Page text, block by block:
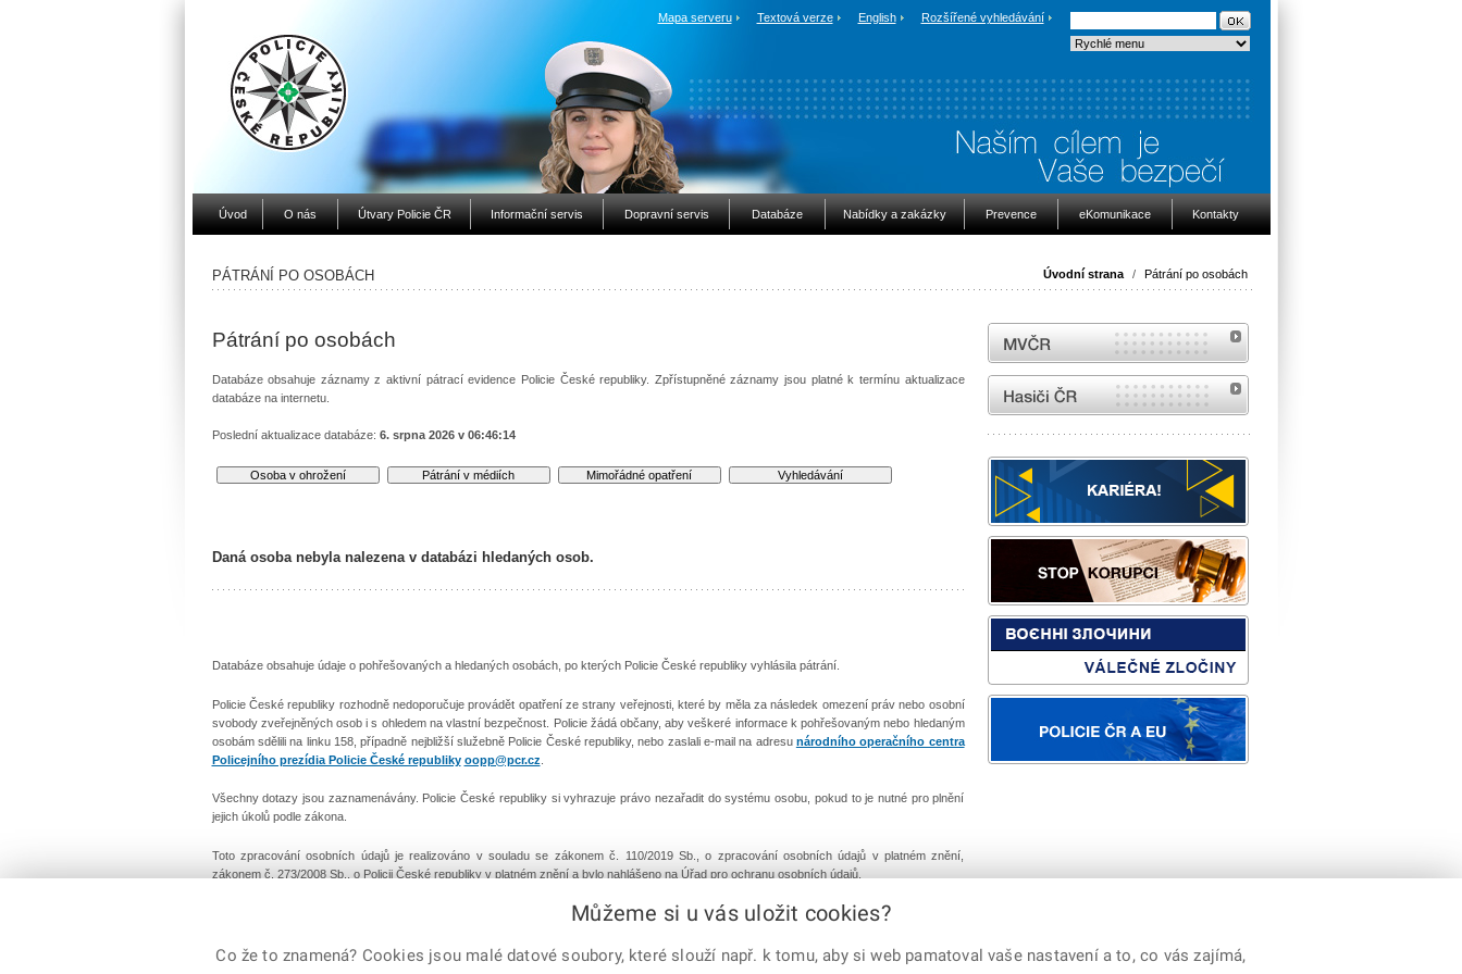
Mapa serveru Textová verze English Rozšířené vyhledávání
Úvod O nás Útvary Policie ČR Informační servis Dopravní servis Databáze Nabídky a zakázky Prevence eKomunikace Kontakty
Úvodní strana / Pátrání po osobách
PÁTRÁNÍ PO OSOBÁCH
Pátrání po osobách
Databáze obsahuje záznamy z aktivní pátrací evidence Policie České republiky. Zpřístupněné záznamy jsou platné k termínu aktualizace
databáze na internetu.
Poslední aktualizace databáze: 6. srpna 2026 v 06:46:14
Daná osoba nebyla nalezena v databázi hledaných osob.
Databáze obsahuje údaje o pohřešovaných a hledaných osobách, po kterých Policie České republiky vyhlásila pátrání.
Policie České republiky rozhodně nedoporučuje provádět opatření ze strany veřejnosti, které by měla za následek omezení práv nebo osobní
svobody zveřejněných osob i s ohledem na vlastní bezpečnost. Policie žádá občany, aby veškeré informace k pohřešovaným nebo hledaným
osobám sdělili na linku 158, případně nejbližší služebně Policie České republiky, nebo zaslali e-mail na adresu národního operačního centra
Policejního prezídia Policie České republiky oopp@pcr.cz
Všechny dotazy jsou zaznamenávány. Policie České republiky si vyhrazuje právo nezařadit do systému osobu, pokud to je nutné pro plnění
jejich úkolů podle zákona.
Toto zpracování osobních údajů je realizováno v souladu se zákonem č. 110/2019 Sb., o zpracování osobních údajů v platném znění,
zákonem č. 273/2008 Sb., o Policii České republiky v platném znění a bylo nahlášeno na Úřad pro ochranu osobních údajů.
MVČR
internetové stránky Hasiči ČR
Můžeme si u vás uložit cookies?
Co že to znamená? Cookies jsou malé datové soubory, které slouží např. k tomu, aby si web pamatoval vaše nastavení a to, co vás zajímá,